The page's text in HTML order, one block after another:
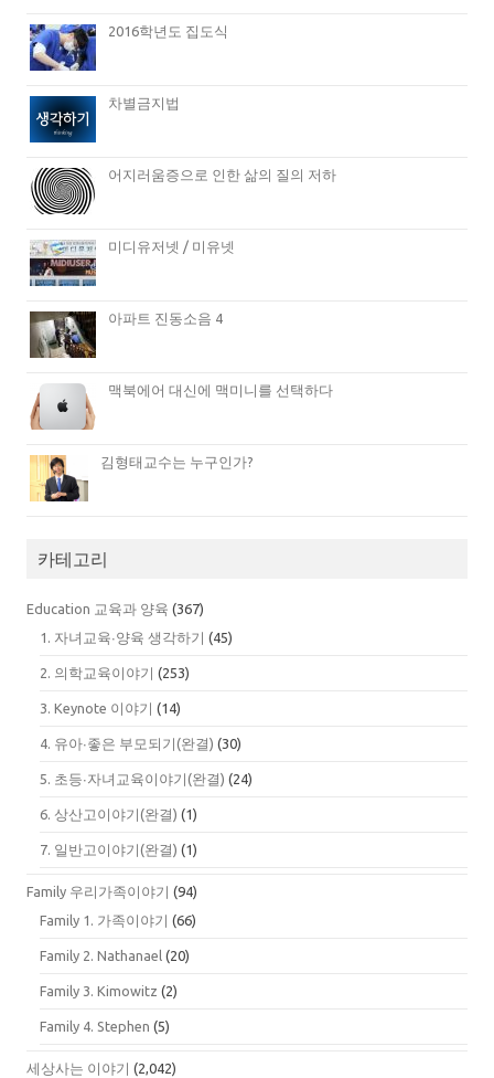
2016학년도 집도식
차별금지법
어지러움증으로 인한 삶의 질의 저하
미디유저넷 / 미유넷
아파트 진동소음 4
맥북에어 대신에 맥미니를 선택하다
김형태교수는 누구인가?
카테고리
Education 교육과 양육 (367)
1. 자녀교육∙양육 생각하기 (45)
2. 의학교육이야기 (253)
3. Keynote 이야기 (14)
4. 유아∙좋은 부모되기(완결) (30)
5. 초등∙자녀교육이야기(완결) (24)
6. 상산고이야기(완결) (1)
7. 일반고이야기(완결) (1)
Family 우리가족이야기 (94)
Family 1. 가족이야기 (66)
Family 2. Nathanael (20)
Family 3. Kimowitz (2)
Family 4. Stephen (5)
세상사는 이야기 (2,042)